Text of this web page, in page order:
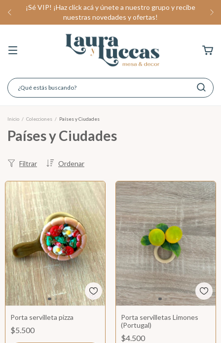
¡Sé VIP! ¡Haz click acá y únete a nuestro grupo y recibe
nuestras novedades y ofertas!
Inicio / Colecciones / Países y Ciudades
Países y Ciudades
Ordenar
Filtrar
Porta servilleta pizza
$5.500
Porta servilletas Limones
(Portugal)
$4.500